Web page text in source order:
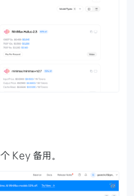
Key 备用。